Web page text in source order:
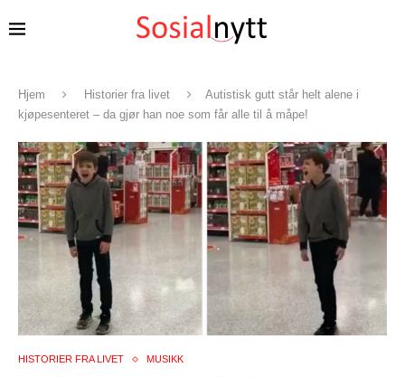
Hjem Historier fra livet
Autistisk gutt står helt alene i
kjøpesenteret – da gjør han noe som får alle til å måpe!
HISTORIER FRA LIVET MUSIKK